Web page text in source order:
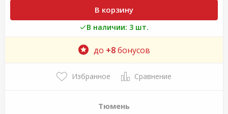
В корзину
В наличии: 3 шт.
до +8бонусов
Избранное Сравнение
Тюмень